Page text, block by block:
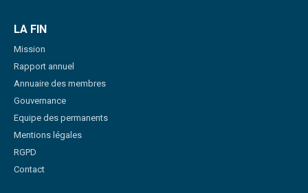
LA FIN
Mission
Rapport annuel
Annuaire des membres
Gouvernance
Equipe des permanents
Mentions légales
RGPD
Contact